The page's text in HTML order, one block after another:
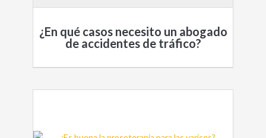
¿En qué casos necesito un abogado
de accidentes de tráfico?